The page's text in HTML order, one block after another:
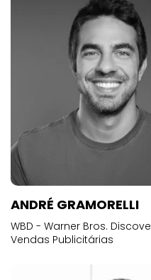
ANDRÉ GRAMORELLI
WBD - Warner Bros.
Vendas Publicitárias